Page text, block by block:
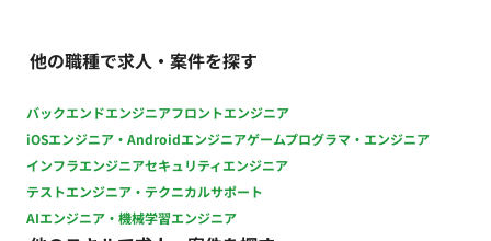
他の職種で求人・案件を探す
バックエンドエンジニアフロントエンジニア
iOSエンジニア・Androidエンジニアゲームプログラマ・エンジニア
インフラエンジニアセキュリティエンジニア
テストエンジニア・テクニカルサポート
AIエンジニア・機械学習エンジニア